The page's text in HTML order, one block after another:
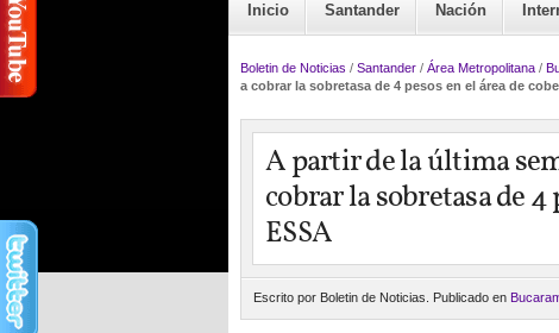
Inicio Santander Nación
Boletin de Noticias / Santander / Área Metropolitana /
a cobrar la sobretasa de 4 pesos en el área de
A partir de la última
cobrar la sobretasa de 4
ESSA
Escrito por Boletin de Noticias. Publicado en